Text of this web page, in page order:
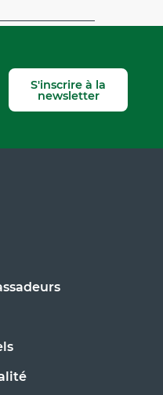
S'inscrire à la
newsletter